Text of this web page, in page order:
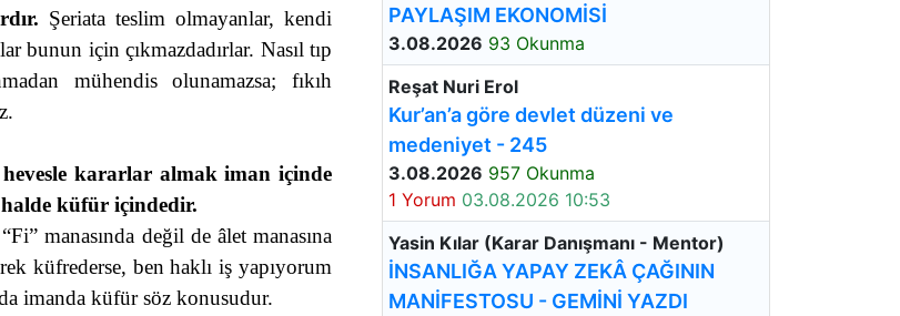
Şeriata teslim olmayanlar, kendi
bunun için çıkmazdadırlar. Nasıl tıp
mühendis olunamazsa; fıkıh
kararlar almak iman içinde
küfür içindedir.
manasında değil de âlet manasına
küfrederse, ben haklı iş yapıyorum
imanda küfür söz konusudur.
PAYLAŞIM EKONOMİSİ
3.08.2026 93 Okunma
Reşat Nuri Erol
Kur’an’a göre devlet düzeni ve
medeniyet - 245
3.08.2026 957 Okunma
1 Yorum 03.08.2026 10:53
Yasin Kılar (Karar Danışmanı - Mentor)
İNSANLIĞA YAPAY ZEKÂ ÇAĞININ
MANİFESTOSU - GEMİNİ YAZDI